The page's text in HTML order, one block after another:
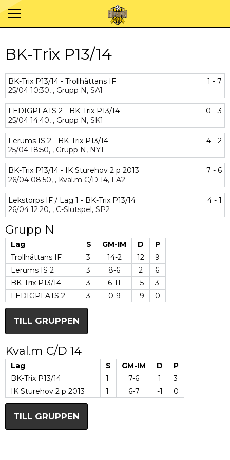
BK-Trix P13/14
BK-Trix P13/14 - Trollhättans IF
1 - 7
25/04 10:30, , Grupp N, SA1
LEDIGPLATS 2 - BK-Trix P13/14
0 - 3
25/04 14:40, , Grupp N, SK1
Lerums IS 2 - BK-Trix P13/14
4 - 2
25/04 18:50, , Grupp N, NY1
BK-Trix P13/14 - IK Sturehov 2 p 2013
7 - 6
26/04 08:50, , Kval.m C/D 14, LA2
Lekstorps IF / Lag 1 - BK-Trix P13/14
4 - 1
26/04 12:20, , C-Slutspel, SP2
Grupp N
Lag S GM-IM D
P
Trollhättans IF
3 14-2 12
9
Lerums IS 2
3 8-6 2
6
BK-Trix P13/14
3 6-11 -5
3
LEDIGPLATS 2
3 0-9 -9 0
TILL GRUPPEN
Kval.m C/D 14
Lag S GM-IM D
P
BK-Trix P13/14
1 7-6 1
3
IK Sturehov 2 p 2013
1 6-7 -1 0
TILL GRUPPEN